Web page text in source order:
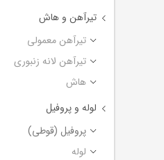
تیرآهن و هاش
تیرآهن معمولی
تیرآهن لانه زنبوری
هاش
لوله و پروفیل
پروفیل (قوطی)
لوله